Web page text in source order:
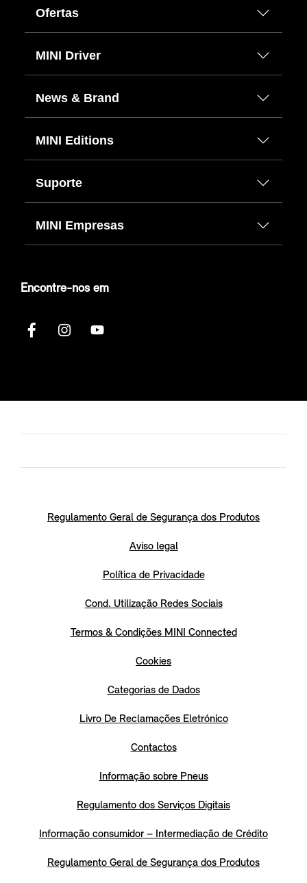
Ofertas
MINI Driver
News & Brand
MINI Editions
Suporte
MINI Empresas
Encontre-nos em
Regulamento Geral de Segurança dos Produtos
Aviso legal
Política de Privacidade
Cond. Utilização Redes Sociais
Termos & Condições MINI Connected
Cookies
Categorias de Dados
Livro De Reclamações Eletrónico
Contactos
Informação sobre Pneus
Regulamento dos Serviços Digitais
Informação consumidor – Intermediação de Crédito
Regulamento Geral de Segurança dos Produtos